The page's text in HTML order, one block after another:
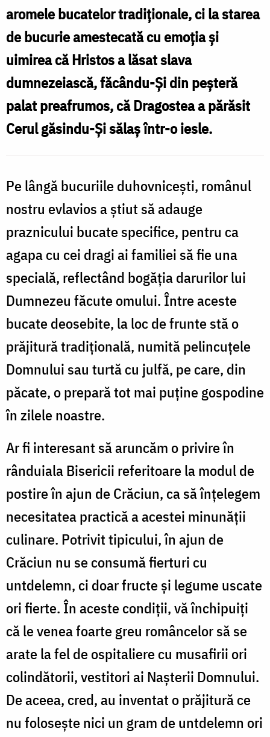
aromele bucatelor tradiționale, ci la starea
de bucurie amestecată cu emoția și
uimirea că Hristos a lăsat slava
dumnezeiască, făcându-Și din peșteră
palat preafrumos, că Dragostea a părăsit
Cerul găsindu-Și sălaș într-o iesle.
Pe lângă bucuriile duhovnicești, românul
nostru evlavios a știut să adauge
praznicului bucate specifice, pentru ca
agapa cu cei dragi ai familiei să fie una
specială, reflectând bogăția darurilor lui
Dumnezeu făcute omului. Între aceste
bucate deosebite, la loc de frunte stă o
prăjitură tradițională, numită pelincuțele
Domnului sau turtă cu julfă, pe care, din
păcate, o prepară tot mai puține gospodine
în zilele noastre.
Ar fi interesant să aruncăm o privire în
rânduiala Bisericii referitoare la modul de
postire în ajun de Crăciun, ca să înțelegem
necesitatea practică a acestei minunății
culinare. Potrivit tipicului, în ajun de
Crăciun nu se consumă fierturi cu
untdelemn, ci doar fructe și legume uscate
ori fierte. În aceste condiții, vă închipuiți
că le venea foarte greu româncelor să se
arate la fel de ospitaliere cu musafirii ori
colindătorii, vestitori ai Nașterii Domnului.
De aceea, cred, au inventat o prăjitură ce
nu folosește nici un gram de untdelemn ori